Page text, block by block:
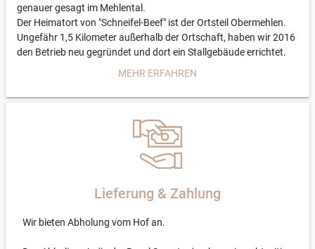
genauer gesagt im Mehlental.
Der Heimatort von "Schneifel-Beef" ist der Ortsteil Obermehlen.
Ungefähr 1,5 Kilometer außerhalb der Ortschaft, haben wir 2016
den Betrieb neu gegründet und dort ein Stallgebäude errichtet.
Das Gesicht hinter "Schneifel-Beef" ist der Betriebsinhaber
Rückhalt bekommt er von seinem Vater Rainer. Als Roman 2016
zum Hof. Drei Charolais Rinder und eine gedeckte Fleckviehfärse
bildeten also die anfängliche Herde. Mittlerweile ist die Herde auf
20 Tiere gewachsen. Das Fleisch des französischen Charolais-
Rindes ist mager und zeichnet sich vor allem durch seine
typische Marmorierung aus feinen Fettäderchen aus. Dieses
Rindfleisch überzeugt desweiteren wegen seines
2019 hat auch eine neue Rasse Einzug erhalten, drei
MEHR ERFAHREN
Lieferung & Zahlung
Wir bieten Abholung vom Hof an.